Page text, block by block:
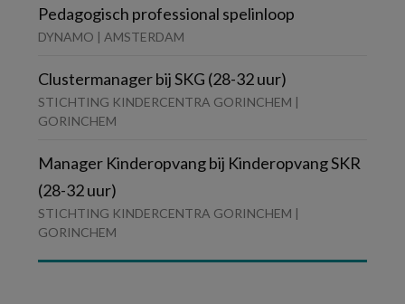
Pedagogisch professional spelinloop
DYNAMO | AMSTERDAM
Clustermanager bij SKG (28-32 uur)
STICHTING KINDERCENTRA GORINCHEM |
GORINCHEM
Manager Kinderopvang bij Kinderopvang SKR
(28-32 uur)
STICHTING KINDERCENTRA GORINCHEM |
GORINCHEM